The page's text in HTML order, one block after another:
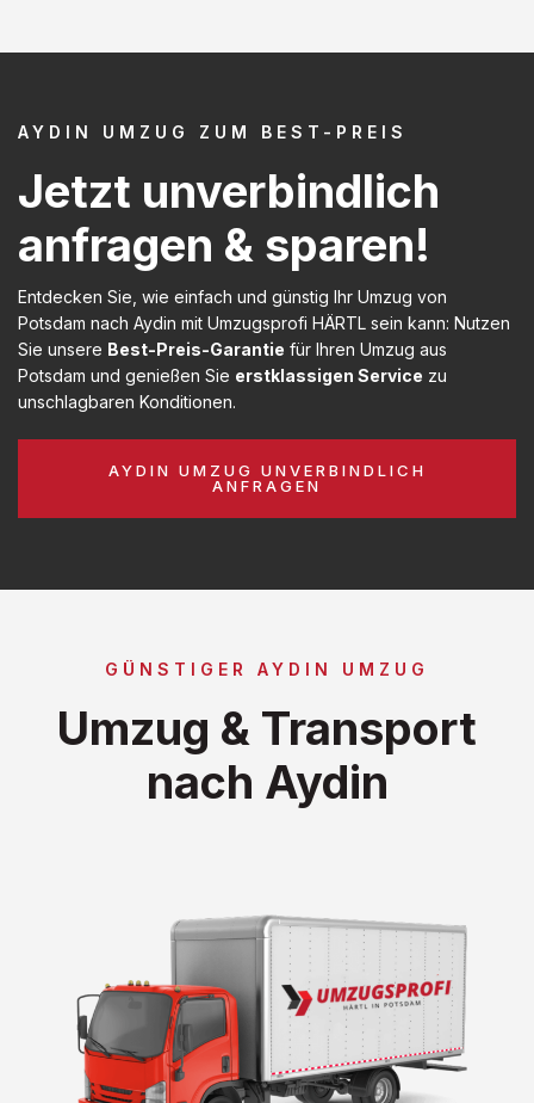
AYDIN UMZUG ZUM BEST-PREIS
Jetzt unverbindlich
anfragen & sparen!
Entdecken Sie, wie einfach und günstig Ihr Umzug von
Potsdam nach Aydin mit Umzugsprofi HÄRTL sein kann: Nutzen
Sie unsere Best-Preis-Garantie für Ihren Umzug aus
Potsdam und genießen Sie erstklassigen Service zu
unschlagbaren Konditionen.
AYDIN UMZUG UNVERBINDLICH
ANFRAGEN
GÜNSTIGER AYDIN UMZUG
Umzug & Transport
nach Aydin